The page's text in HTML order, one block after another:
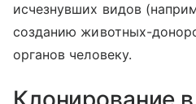
исчезнувших видов
созданию животных-
органов человеку.